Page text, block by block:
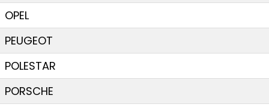
OPEL
PEUGEOT
POLESTAR
PORSCHE